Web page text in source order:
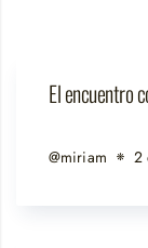
El encuentro
@miriam 2